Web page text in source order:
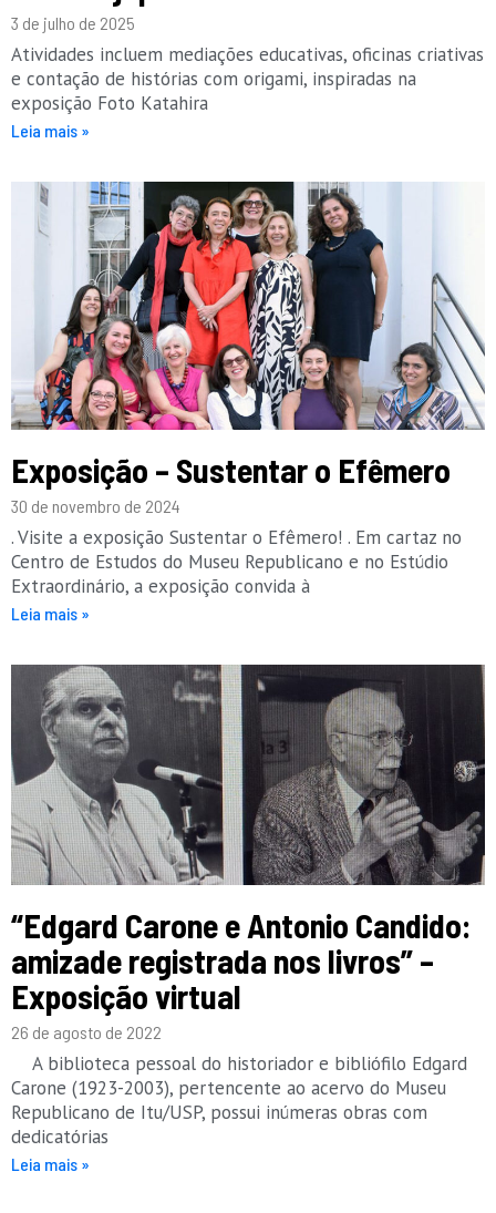
3 de julho de 2025
Atividades incluem mediações educativas, oficinas criativas
e contação de histórias com origami, inspiradas na
exposição Foto Katahira
Leia mais »
Exposição – Sustentar o Efêmero
30 de novembro de 2024
. Visite a exposição Sustentar o Efêmero! . Em cartaz no
Centro de Estudos do Museu Republicano e no Estúdio
Extraordinário, a exposição convida à
Leia mais »
“Edgard Carone e Antonio Candido:
amizade registrada nos livros” –
Exposição virtual
26 de agosto de 2022
A biblioteca pessoal do historiador e bibliófilo Edgard
Carone (1923-2003), pertencente ao acervo do Museu
Republicano de Itu/USP, possui inúmeras obras com
dedicatórias
Leia mais »